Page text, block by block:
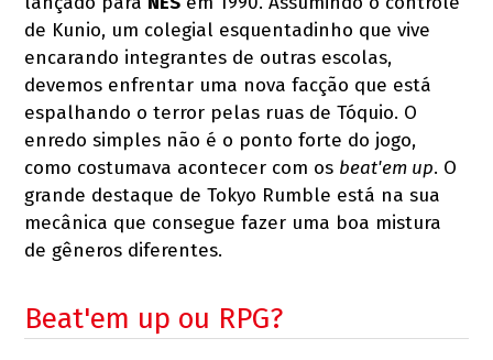
de Kunio, um colegial esquentadinho que vive
encarando integrantes de outras escolas,
devemos enfrentar uma nova facção que está
espalhando o terror pelas ruas de Tóquio. O
enredo simples não é o ponto forte do jogo,
como costumava acontecer com os beat'em up. O
grande destaque de Tokyo Rumble está na sua
mecânica que consegue fazer uma boa mistura
de gêneros diferentes.
Beat'em up ou RPG?